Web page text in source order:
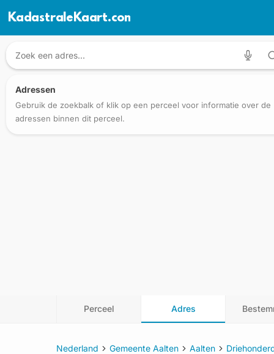
KadastraleKaart.com
Adressen
Gebruik de zoekbalk of klik op een perceel voor informatie over de
adressen binnen dit perceel.
Perceel Adres
Nederland Gemeente Aalten Aalten